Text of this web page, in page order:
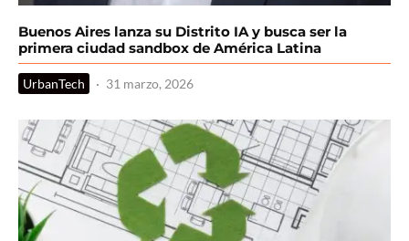
Buenos Aires lanza su Distrito IA y busca ser la
primera ciudad sandbox de América Latina
UrbanTech · 31 marzo, 2026